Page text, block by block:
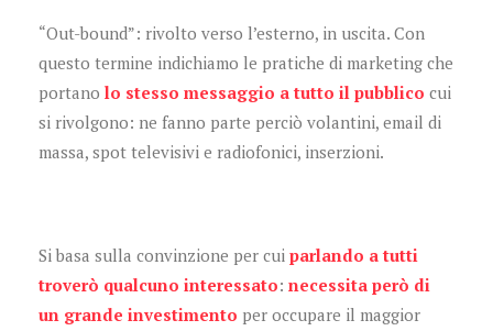
“Out-bound”: rivolto verso l’esterno, in uscita. Con
questo termine indichiamo le pratiche di marketing che
portano lo stesso messaggio a tutto il pubblico cui
si rivolgono: ne fanno parte perciò volantini, email di
massa, spot televisivi e radiofonici, inserzioni.
Si basa sulla convinzione per cui parlando a tutti
troverò qualcuno interessato: necessita però di
un grande investimento per occupare il maggior